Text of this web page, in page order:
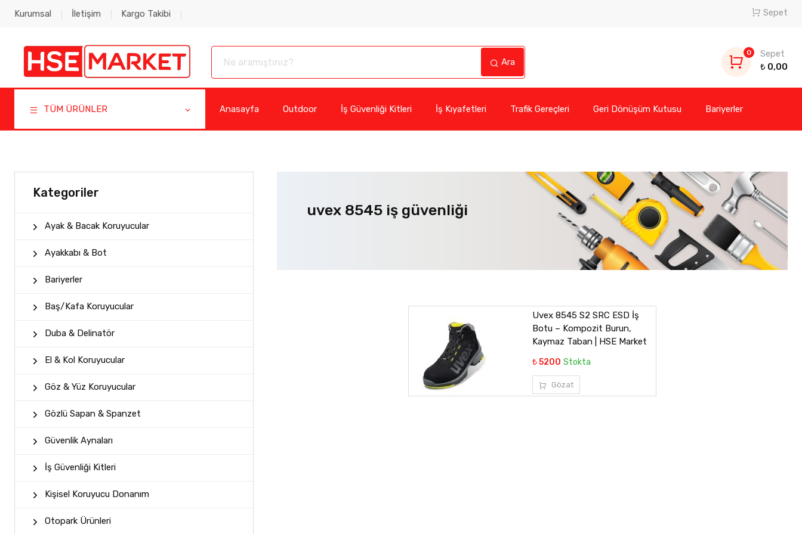
Kurumsal İletişim Kargo Takibi Sepet
Ara
0
Sepet
₺ 0,00
TÜM ÜRÜNLER Anasayfa Outdoor İş Güvenliği Kitleri İş Kıyafetleri Trafik Gereçleri Geri Dönüşüm Kutusu Bariyerler
Kategoriler
Ayak & Bacak Koruyucular
Ayakkabı & Bot
Bariyerler
Baş/Kafa Koruyucular
Duba & Delinatör
El & Kol Koruyucular
Göz & Yüz Koruyucular
Gözlü Sapan & Spanzet
Güvenlik Aynaları
İş Güvenliği Kitleri
Kişisel Koruyucu Donanım
Otopark Ürünleri
uvex 8545 iş güvenliği
Uvex 8545 S2 SRC ESD İş
Botu – Kompozit Burun,
Kaymaz Taban | HSE Market
₺ 5200 Stokta
Gözat